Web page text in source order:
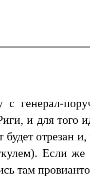
с генерал-
и для того
будет отрезан
Если же
там